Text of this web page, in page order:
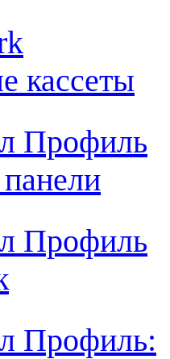
кассеты
Профиль
Профиль
Профиль: